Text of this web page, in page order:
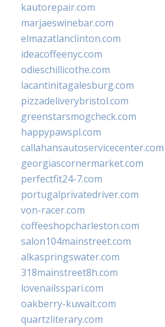
kautorepair.com
marjaeswinebar.com
elmazatlanclinton.com
ideacoffeenyc.com
odieschillicothe.com
lacantinitagalesburg.com
pizzadeliverybristol.com
greenstarsmogcheck.com
happypawspl.com
callahansautoservicecenter.com
georgiascornermarket.com
perfectfit24-7.com
portugalprivatedriver.com
von-racer.com
coffeeshopcharleston.com
salon104mainstreet.com
alkaspringswater.com
318mainstreet8h.com
lovenailsspari.com
oakberry-kuwait.com
quartzliterary.com